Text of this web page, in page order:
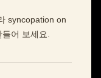
syncopation on
어 보세요.